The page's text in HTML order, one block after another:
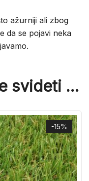
ažurniji ali zbog
da se pojavi neka
svideti …
-15%